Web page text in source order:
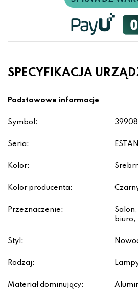
SPECYFIKACJA
Podstawowe informacje
Symbol: 39908
Seria:
Kolor:
Kolor producenta:
Przeznaczenie:
biuro,
Styl:
Rodzaj:
Materiał dominujący: